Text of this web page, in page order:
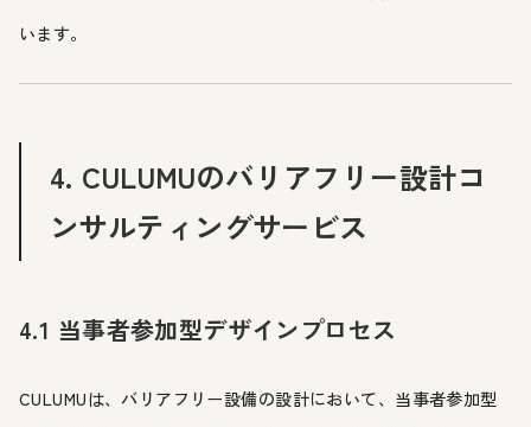
います。
4. CULUMUのバリアフリー設計コ
ンサルティングサービス
4.1 当事者参加型デザインプロセス
CULUMUは、バリアフリー設備の設計において、当事者参加型